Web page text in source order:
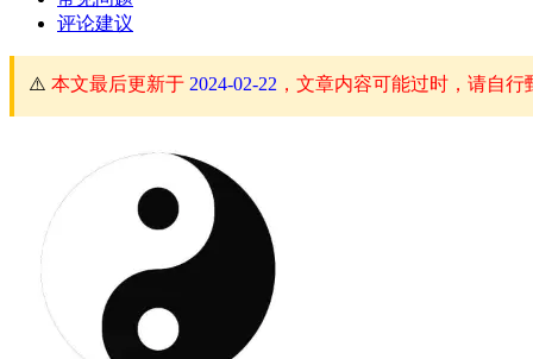
评论建议
⚠️ 本文最后更新于 2024-02-22 ，文章内容可能过时，请自行